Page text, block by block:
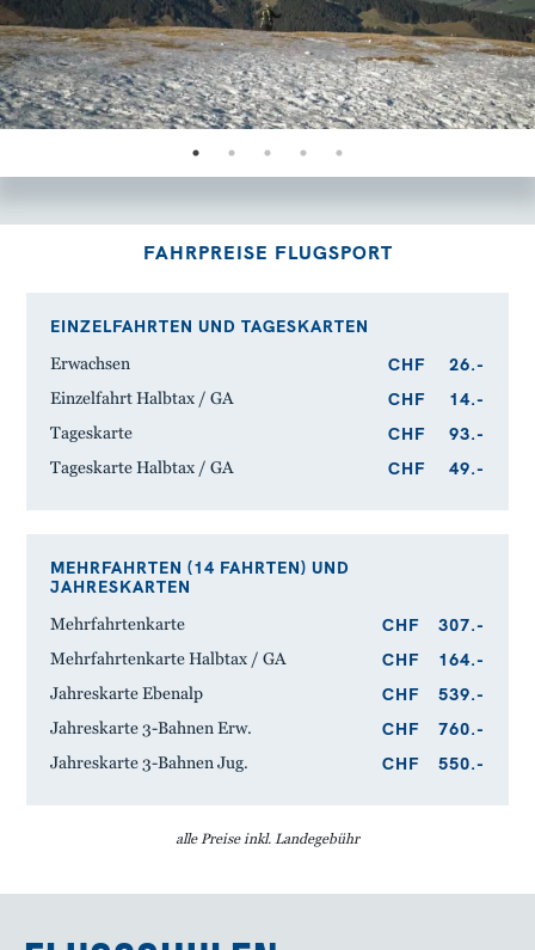
FAHRPREISE FLUGSPORT
EINZELFAHRTEN UND TAGESKARTEN
Erwachsen CHF 26.-
Einzelfahrt Halbtax / GA CHF 14.-
Tageskarte CHF 93.-
Tageskarte Halbtax / GA CHF 49.-
MEHRFAHRTEN (14 FAHRTEN) UND
JAHRESKARTEN
Mehrfahrtenkarte CHF 307.-
Mehrfahrtenkarte Halbtax / GA CHF 164.-
Jahreskarte Ebenalp CHF 539.-
Jahreskarte 3-Bahnen Erw. CHF 760.-
Jahreskarte 3-Bahnen Jug. CHF 550.-
alle Preise inkl. Landegebühr